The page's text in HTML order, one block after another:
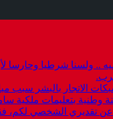
ولسنا شرطيا وحارسا
الاتجار بالبشر سبب
وطنية بتعليمات ملكية
عن تقديري الشخصي